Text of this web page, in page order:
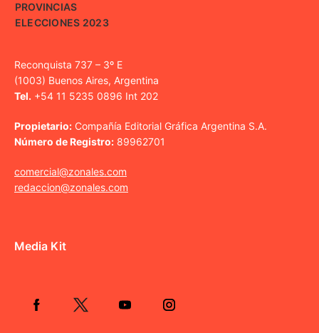
PROVINCIAS
ELECCIONES 2023
Reconquista 737 – 3º E
(1003) Buenos Aires, Argentina
Tel. +54 11 5235 0896 Int 202
Propietario: Compañía Editorial Gráfica Argentina S.A.
Número de Registro: 89962701
comercial@zonales.com
redaccion@zonales.com
Media Kit